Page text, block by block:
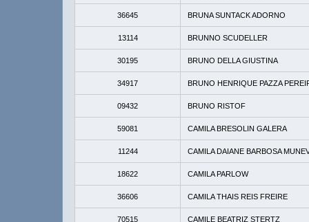
36645 BRUNA SUNTACK ADORNO
13114 BRUNNO SCUDELLER
30195 BRUNO DELLA GIUSTINA
34917 BRUNO HENRIQUE PAZZA
09432 BRUNO RISTOF
59081 CAMILA BRESOLIN GALERA
11244 CAMILA DAIANE BARBOSA
18622 CAMILA PARLOW
36606 CAMILA THAIS REIS FREIRE
70515 CAMILE BEATRIZ STERTZ